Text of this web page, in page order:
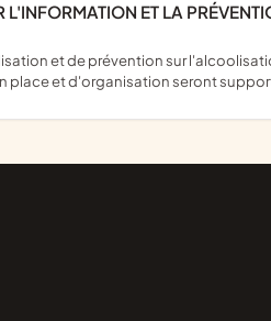
L'INFORMATION ET LA
place et d'organisation seront